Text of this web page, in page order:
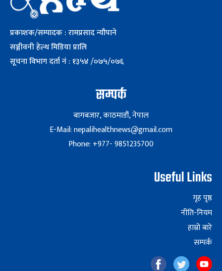
प्रकाशक/सम्पादक : रामप्रसाद न्यौपाने
सञ्जीवनी हेल्थ मिडिया प्रालि
सूचना विभाग दर्ता नं : १३५४ /०७५/०७६
सम्पर्क
बागबजार, काठमाडौं, नेपाल
E-Mail: nepalihealthnews@gmail.com
Phone: +977- 9851235700
Useful Links
गृह पृष्ठ
नीति-नियम
हाम्रो बारे
सम्पर्क